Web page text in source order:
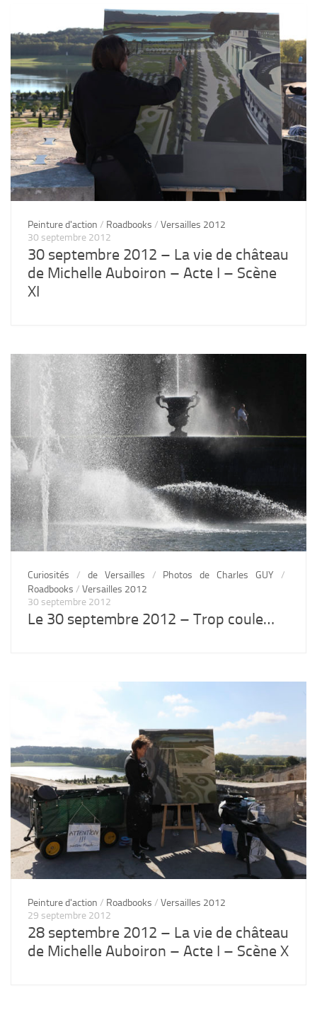
Peinture d'action / Roadbooks / Versailles 2012
30 septembre 2012
30 septembre 2012 – La vie de château
de Michelle Auboiron – Acte I – Scène
XI
Curiosités / de Versailles / Photos de Charles GUY /
Roadbooks / Versailles 2012
30 septembre 2012
Le 30 septembre 2012 – Trop coule…
Peinture d'action / Roadbooks / Versailles 2012
29 septembre 2012
28 septembre 2012 – La vie de château
de Michelle Auboiron – Acte I – Scène X